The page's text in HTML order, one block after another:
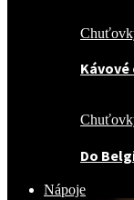
Kávové
Do
Nápoje